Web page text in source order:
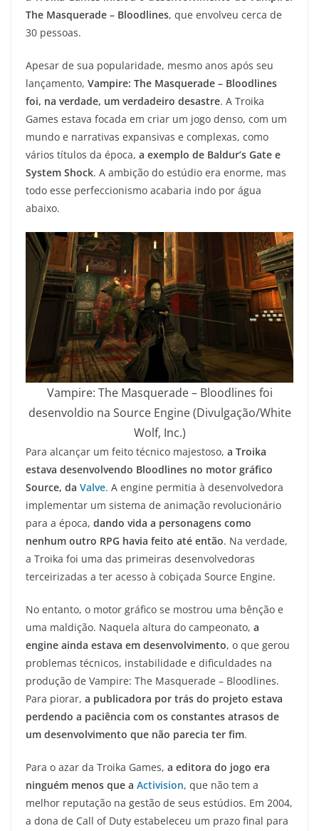
The Masquerade – Bloodlines, que envolveu cerca de
30 pessoas.
Apesar de sua popularidade, mesmo anos após seu
lançamento, Vampire: The Masquerade – Bloodlines
foi, na verdade, um verdadeiro desastre. A Troika
Games estava focada em criar um jogo denso, com um
mundo e narrativas expansivas e complexas, como
vários títulos da época, a exemplo de Baldur’s Gate e
System Shock. A ambição do estúdio era enorme, mas
todo esse perfeccionismo acabaria indo por água
abaixo.
Vampire: The Masquerade – Bloodlines foi
desenvoldio na Source Engine (Divulgação/White
Wolf, Inc.)
Para alcançar um feito técnico majestoso, a Troika
estava desenvolvendo Bloodlines no motor gráfico
Source, da Valve. A engine permitia à desenvolvedora
implementar um sistema de animação revolucionário
para a época, dando vida a personagens como
nenhum outro RPG havia feito até então. Na verdade,
a Troika foi uma das primeiras desenvolvedoras
terceirizadas a ter acesso à cobiçada Source Engine.
No entanto, o motor gráfico se mostrou uma bênção e
uma maldição. Naquela altura do campeonato, a
engine ainda estava em desenvolvimento, o que gerou
problemas técnicos, instabilidade e dificuldades na
produção de Vampire: The Masquerade – Bloodlines.
Para piorar, a publicadora por trás do projeto estava
perdendo a paciência com os constantes atrasos de
um desenvolvimento que não parecia ter fim.
Para o azar da Troika Games, a editora do jogo era
ninguém menos que a Activision, que não tem a
melhor reputação na gestão de seus estúdios. Em 2004,
a dona de Call of Duty estabeleceu um prazo final para